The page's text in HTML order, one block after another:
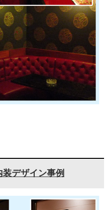
デザイン事例